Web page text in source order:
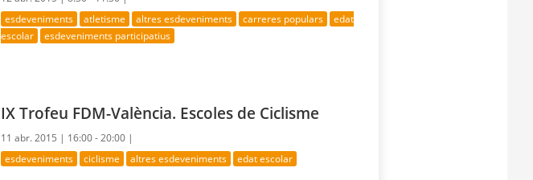
esdeveniments atletisme altres esdeveniments carreres populars
edat
escolar
esdeveniments participatius
IX Trofeu FDM-València. Escoles de Ciclisme
11 abr. 2015 | 16:00 - 20:00 |
esdeveniments ciclisme altres esdeveniments edat escolar